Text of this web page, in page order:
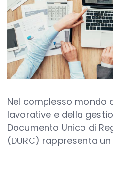
Nel complesso mondo
lavorative e della
Documento Unico di
(DURC) rappresenta